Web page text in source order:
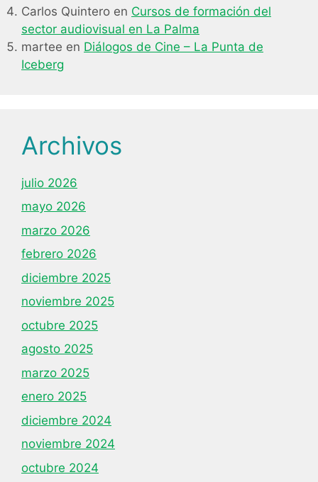
Carlos Quintero en Cursos de formación del
sector audiovisual en La Palma
martee en Diálogos de Cine – La Punta de
Iceberg
Archivos
julio 2026
mayo 2026
marzo 2026
febrero 2026
diciembre 2025
noviembre 2025
octubre 2025
agosto 2025
marzo 2025
enero 2025
diciembre 2024
noviembre 2024
octubre 2024